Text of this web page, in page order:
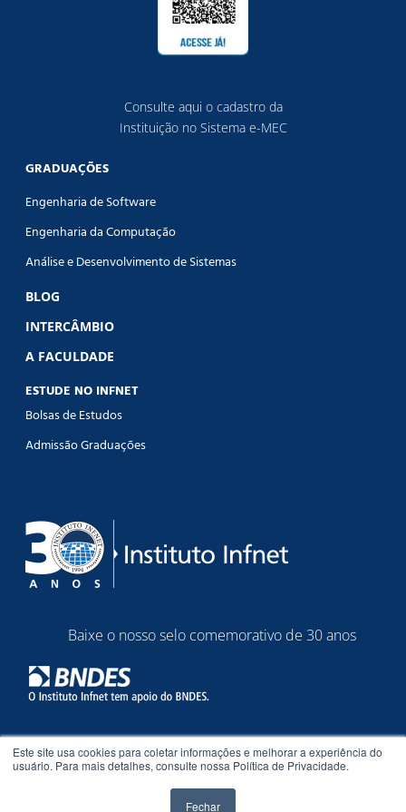
Este site usa cookies para coletar informações e melhorar a experiência do
usuário. Para mais detalhes, consulte nossa Política de Privacidade.
Fechar
Consulte aqui o cadastro da
Instituição no Sistema e-MEC
GRADUAÇÕES
Engenharia de Software
Engenharia da Computação
Análise e Desenvolvimento de Sistemas
BLOG
INTERCÂMBIO
A FACULDADE
ESTUDE NO INFNET
Bolsas de Estudos
Admissão Graduações
Baixe o nosso selo comemorativo de 30 anos
Instituto Infnet © 1994 – 2026. Todos os direitos reservados.